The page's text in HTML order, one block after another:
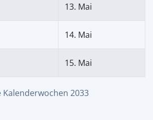
13. Mai
14. Mai
15. Mai
Kalenderwochen 2033